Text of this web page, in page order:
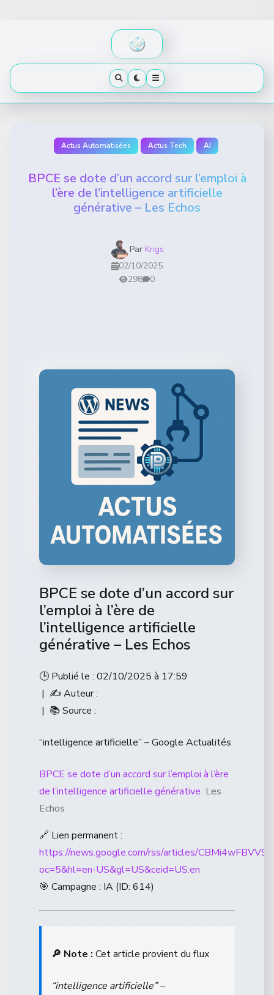
Actus Automatisées Actus Tech AI
BPCE se dote d’un accord sur l’emploi à
l’ère de l’intelligence artificielle
générative – Les Echos
Par Krigs
02/10/2025
298
0
BPCE se dote d’un accord sur
l’emploi à l’ère de
l’intelligence artificielle
générative – Les Echos
🕒 Publié le : 02/10/2025 à 17:59
| ✍️ Auteur :
| 📚 Source :
“intelligence artificielle” – Google Actualités
BPCE se dote d’un accord sur l’emploi à l’ère
de l’intelligence artificielle générative Les
Echos
🔗 Lien permanent :
https://news.google.com/rss/articles/
oc=5&hl=en-US&gl=US&ceid=US:en
🎯 Campagne : IA (ID: 614)
🔎 Note : Cet article provient du flux
“intelligence artificielle” –